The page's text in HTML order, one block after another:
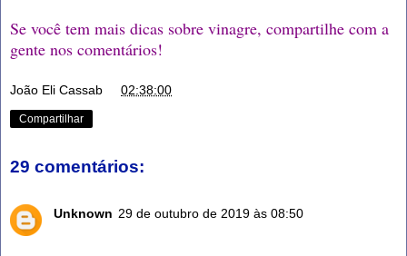
Se você tem mais dicas sobre vinagre, compartilhe com a
gente nos comentários!
João Eli Cassab 02:38:00
Compartilhar
29 comentários:
Unknown 29 de outubro de 2019 às 08:50